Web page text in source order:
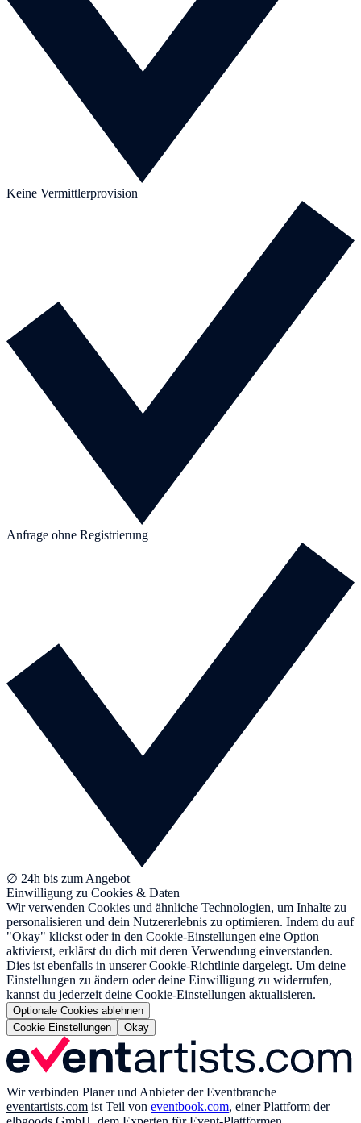
Keine Vermittlerprovision
Anfrage ohne Registrierung
∅ 24h bis zum Angebot
Einwilligung zu Cookies & Daten
Wir verwenden Cookies und ähnliche Technologien, um Inhalte zu
personalisieren und dein Nutzererlebnis zu optimieren. Indem du auf
"Okay" klickst oder in den Cookie-Einstellungen eine Option
aktivierst, erklärst du dich mit deren Verwendung einverstanden.
Dies ist ebenfalls in unserer Cookie-Richtlinie dargelegt. Um deine
Einstellungen zu ändern oder deine Einwilligung zu widerrufen,
kannst du jederzeit deine Cookie-Einstellungen aktualisieren.
Optionale Cookies ablehnen
Cookie Einstellungen
Okay
Wir verbinden Planer und Anbieter der Eventbranche
eventartists.com ist Teil von eventbook.com, einer Plattform der